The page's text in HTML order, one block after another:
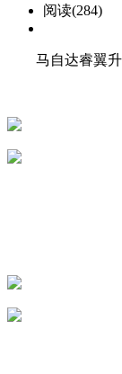
阅读(284)
马自达睿翼升